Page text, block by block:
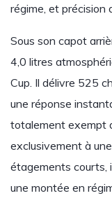
régime, et précision
Sous son capot
4,0 litres
Cup. Il délivre 525
une réponse
totalement exempt
exclusivement à
étagements courts,
une montée en